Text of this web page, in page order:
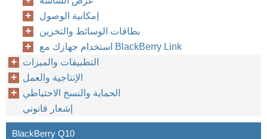
إمكانية الوصول
بطاقات الوسائط والتخزين
استخدام جهازك مع BlackBerry Link
التطبيقات والميزات
الإنتاجية والعمل
الحماية والنسخ الاحتياطي
إشعار قانوني
BlackBerry Q10